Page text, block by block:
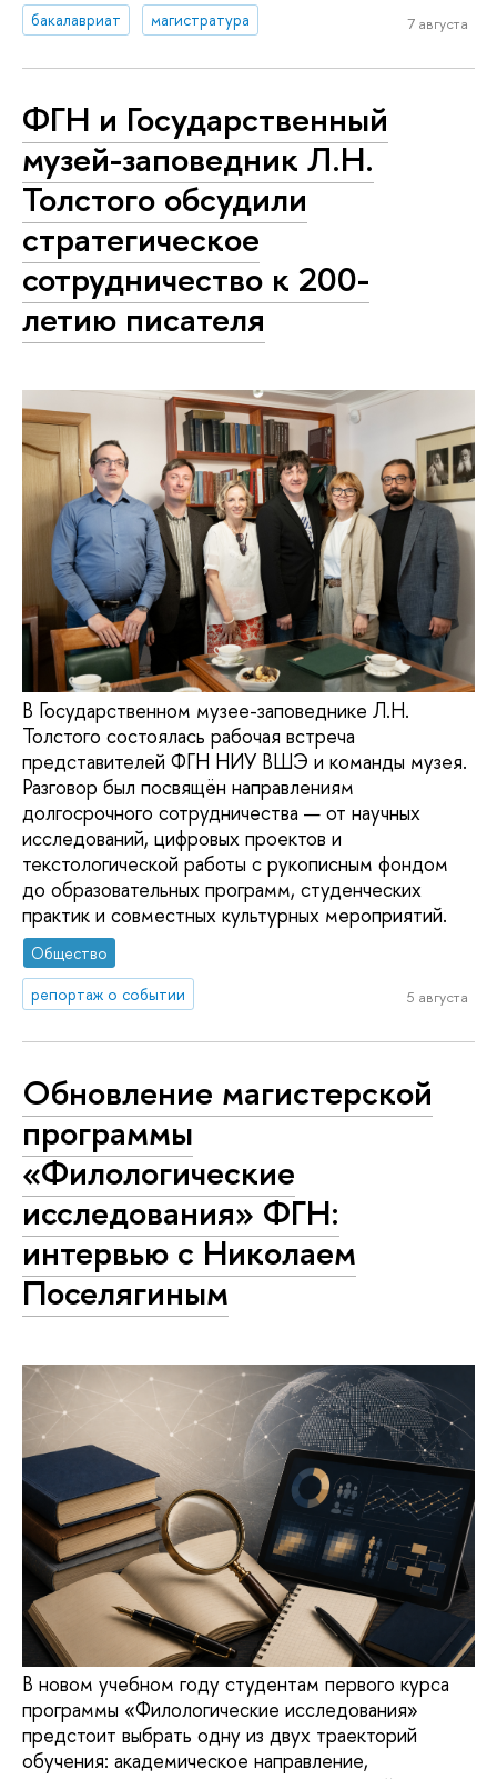
бакалавриат
магистратура 7 августа
ФГН и Государственный
музей-заповедник Л.Н.
Толстого обсудили
стратегическое
сотрудничество к 200-
летию писателя
В Государственном музее-заповеднике Л.Н.
Толстого состоялась рабочая встреча
представителей ФГН НИУ ВШЭ и команды музея.
Разговор был посвящён направлениям
долгосрочного сотрудничества — от научных
исследований, цифровых проектов и
текстологической работы с рукописным фондом
до образовательных программ, студенческих
практик и совместных культурных мероприятий.
Общество
репортаж о событии
5 августа
Обновление магистерской
программы
«Филологические
исследования» ФГН:
интервью с Николаем
Поселягиным
В новом учебном году студентам первого курса
программы «Филологические исследования»
предстоит выбрать одну из двух траекторий
обучения: академическое направление,